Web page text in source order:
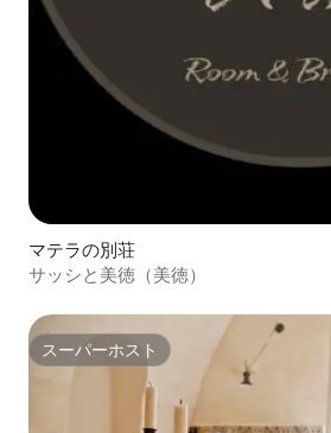
マテラの別荘
サッシと美徳（美徳）
スーパーホスト
スーパーホスト